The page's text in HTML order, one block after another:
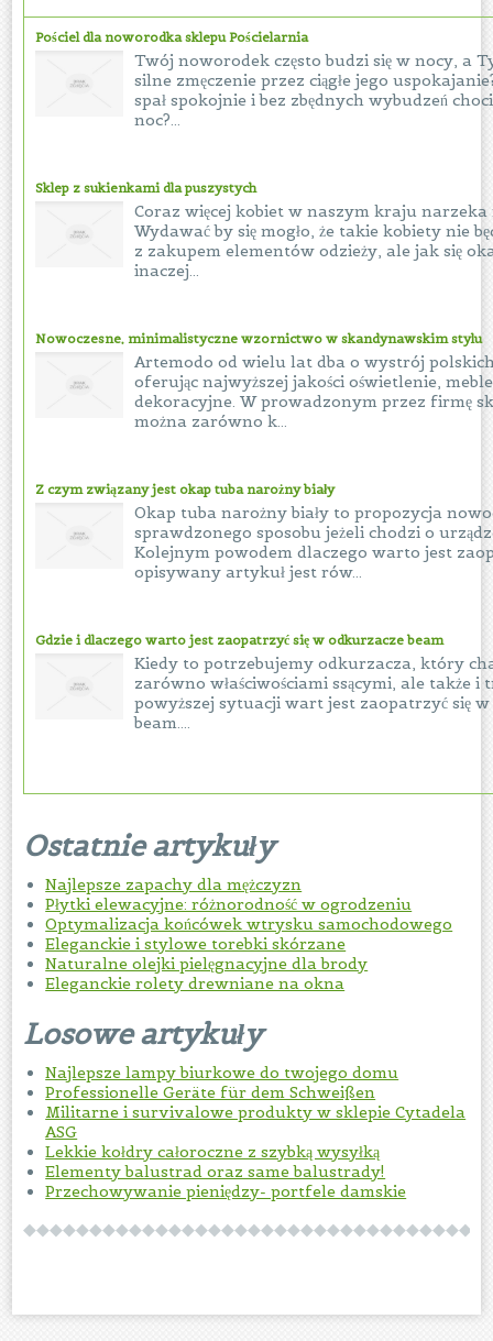
Pościel dla noworodka sklepu Pościelarnia
Twój noworodek często budzi się w nocy, a
silne zmęczenie przez ciągłe jego
spał spokojnie i bez zbędnych wybudzeń
noc?...
Sklep z sukienkami dla puszystych
Coraz więcej kobiet w naszym kraju narzeka
Wydawać by się mogło, że takie kobiety nie
z zakupem elementów odzieży, ale jak się
inaczej...
Nowoczesne, minimalistyczne wzornictwo w skandynawskim stylu
Artemodo od wielu lat dba o wystrój
oferując najwyższej jakości oświetlenie,
dekoracyjne. W prowadzonym przez firmę
można zarówno k...
Z czym związany jest okap tuba narożny biały
Okap tuba narożny biały to propozycja
sprawdzonego sposobu jeżeli chodzi o
Kolejnym powodem dlaczego warto jest
opisywany artykuł jest rów...
Gdzie i dlaczego warto jest zaopatrzyć się w odkurzacze beam
Kiedy to potrzebujemy odkurzacza, który
zarówno właściwościami ssącymi, ale także i
powyższej sytuacji wart jest zaopatrzyć się
beam....
Ostatnie artykuły
Najlepsze zapachy dla mężczyzn
Płytki elewacyjne: różnorodność w ogrodzeniu
Optymalizacja końcówek wtrysku samochodowego
Eleganckie i stylowe torebki skórzane
Naturalne olejki pielęgnacyjne dla brody
Eleganckie rolety drewniane na okna
Losowe artykuły
Najlepsze lampy biurkowe do twojego domu
Professionelle Geräte für dem Schweißen
Militarne i survivalowe produkty w sklepie Cytadela
ASG
Lekkie kołdry całoroczne z szybką wysyłką
Elementy balustrad oraz same balustrady!
Przechowywanie pieniędzy- portfele damskie